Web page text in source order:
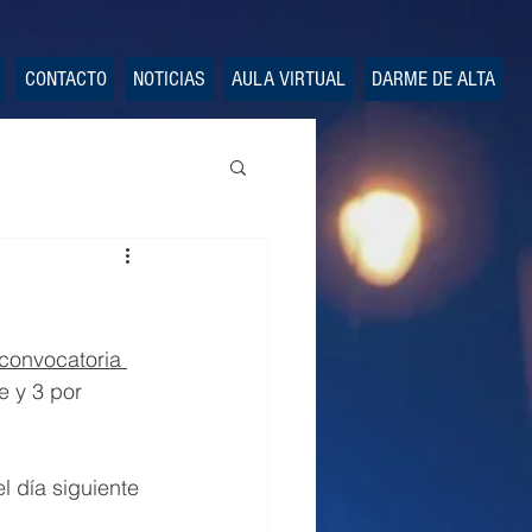
CONTACTO NOTICIAS AULA VIRTUAL DARME DE ALTA
y 3 por
día siguiente